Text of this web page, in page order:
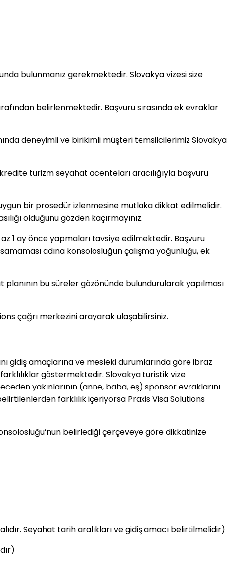
bulunmanız gerekmektedir. Slovakya vizesi size
belirlenmektedir. Başvuru sırasında ek evraklar
deneyimli ve birikimli müşteri temsilcilerimiz Slovakya
turizm seyahat acenteları aracılığıyla başvuru
bir prosedür izlenmesine mutlaka dikkat edilmelidir.
olduğunu gözden kaçırmayınız.
1 ay önce yapmaları tavsiye edilmektedir. Başvuru
adına konsolosluğun çalışma yoğunluğu, ek
bu süreler gözönünde bulundurularak yapılması
çağrı merkezini arayarak ulaşabilirsiniz.
gidiş amaçlarına ve mesleki durumlarında göre ibraz
göstermektedir. Slovakya turistik vize
yakınlarının (anne, baba, eş) sponsor evraklarını
farklılık içeriyorsa Praxis Visa Solutions
belirlediği çerçeveye göre dikkatinize
Seyahat tarih aralıkları ve gidiş amacı belirtilmelidir)